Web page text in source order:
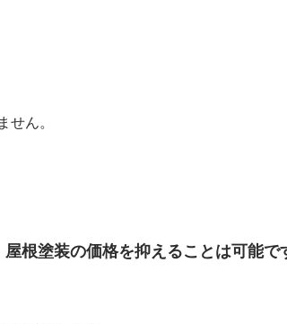
せん。
根塗装の価格を抑えることは可能で